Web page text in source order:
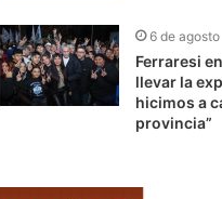
6 de
Ferraresi
llevar la
hicimos a
provincia”